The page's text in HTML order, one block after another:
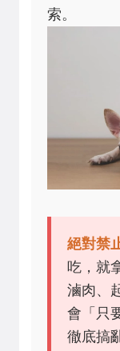
索。
絕對禁
吃，就
滷肉、
會「只
徹底搞